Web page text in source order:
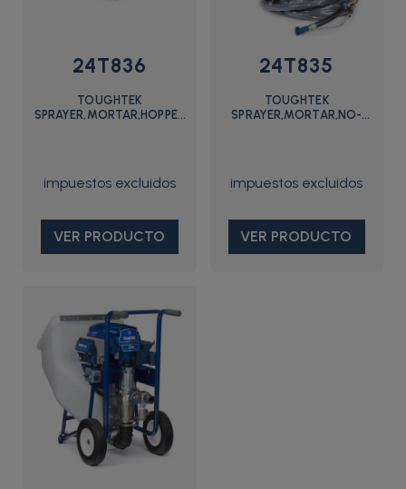
24T836
TOUGHTEK
SPRAYER,MORTAR,HOPPER
VER PRODUCTO
24T835
TOUGHTEK
SPRAYER,MORTAR,NO-
VER PRODUCTO